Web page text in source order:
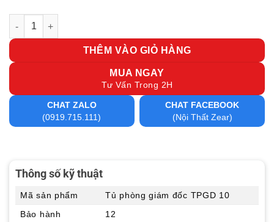
Tủ phòng giám đốc TPGD 10 số lượng
THÊM VÀO GIỎ HÀNG
MUA NGAY
Tư Vấn Trong 2H
CHAT ZALO
(0919.715.111)
CHAT FACEBOOK
(Nội Thất Zear)
Thông số kỹ thuật
Mã sản phẩm
Tủ phòng giám đốc TPGD 10
Bảo hành
12